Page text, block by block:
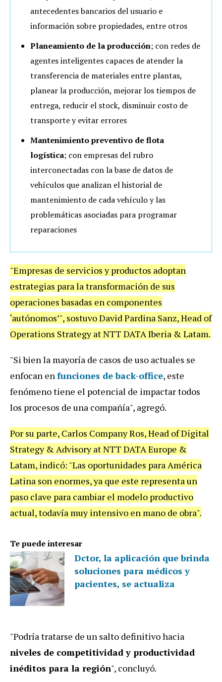
antecedentes bancarios del usuario e
información sobre propiedades, entre otros
Planeamiento de la producción; con redes de
agentes inteligentes capaces de atender la
transferencia de materiales entre plantas,
planear la producción, mejorar los tiempos de
entrega, reducir el stock, disminuir costo de
transporte y evitar errores
Mantenimiento preventivo de flota
logística; con empresas del rubro
interconectadas con la base de datos de
vehículos que analizan el historial de
mantenimiento de cada vehículo y las
problemáticas asociadas para programar
reparaciones
"Empresas de servicios y productos adoptan
estrategias para la transformación de sus
operaciones basadas en componentes
‘autónomos’", sostuvo David Pardina Sanz, Head of
Operations Strategy at NTT DATA Iberia & Latam.
"Si bien la mayoría de casos de uso actuales se
enfocan enfunciones de back-office, este
fenómeno tiene el potencial de impactar todos
los procesos de una compañía", agregó.
Por su parte, Carlos Company Ros, Head of Digital
Strategy & Advisory at NTT DATA Europe &
Latam, indicó: "Las oportunidades para América
Latina son enormes, ya que este representa un
paso clave para cambiar el modelo productivo
actual, todavía muy intensivo en mano de obra".
Te puede interesar
Dctor, la aplicación que brinda
soluciones para médicos y
pacientes, se actualiza
"Podría tratarse de un salto definitivo hacia
niveles de competitividad y productividad
inéditos para la región", concluyó.